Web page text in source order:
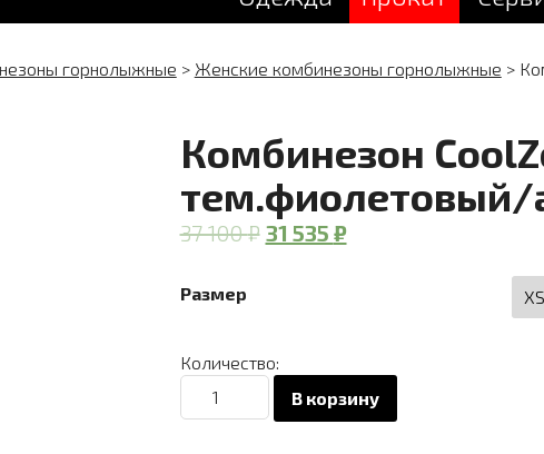
горнолыжные > Женские комбинезоны горнолыжные >
Комбинезон
тем.фиолетовый/
37 100₽ 31 535 ₽
Размер XS
Количество:
Количество
товара
В корзину